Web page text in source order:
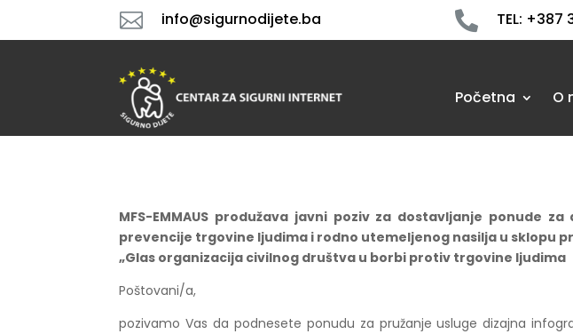
 info@sigurnodijete.ba  TEL: +387
Početna O
MFS-EMMAUS produžava javni poziv za dostavljanje ponude
prevencije trgovine ljudima i rodno utemeljenog nasilja u sklopu
„Glas organizacija civilnog društva u borbi protiv trgovine ljudima
Poštovani/a,
pozivamo Vas da podnesete ponudu za pružanje usluge dizajna